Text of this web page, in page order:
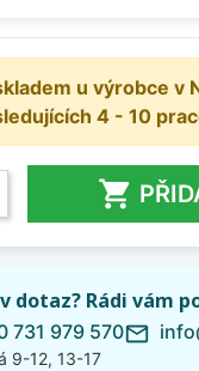
u výrobce v
4 - 10

dotaz? Rádi vám
731 979 570
9-12, 13-17
mail_outline